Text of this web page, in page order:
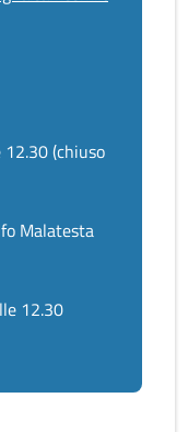
(chiuso
Malatesta
12.30